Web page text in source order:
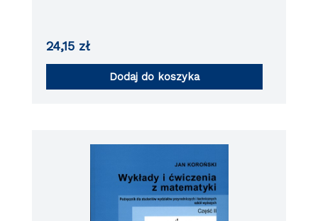
24,15 zł
Dodaj do koszyka